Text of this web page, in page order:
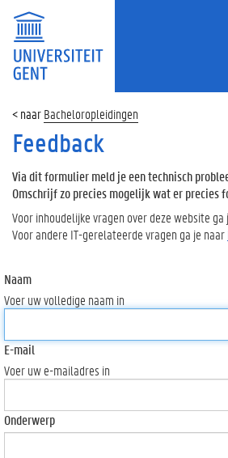
Bacheloropleidingen
Feedback
Via dit formulier meld je een technisch
Omschrijf zo precies mogelijk wat er precies
Voor inhoudelijke vragen over deze website ga
Voor andere IT-gerelateerde vragen ga je naar
Naam
Voer uw volledige naam in
E-mail
Voer uw e-mailadres in
Onderwerp